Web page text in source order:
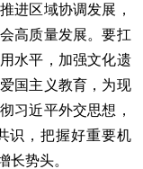
进区域协调发展，
高质量发展。要扛
水平，加强文化遗
国主义教育，为现
习近平外交思想，
识，把握好重要机
长势头。